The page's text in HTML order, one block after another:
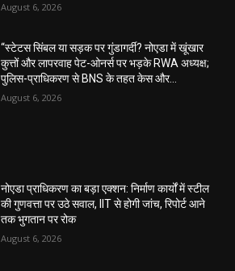
August 6, 2026
“स्टेटस सिंबल या सड़क पर गुंडागर्दी? नोएडा में खूंखार
कुत्तों और लापरवाह पेट-ओनर्स पर भड़के RWA अध्यक्ष;
पुलिस-प्राधिकरण से BNS के तहत केस और...
August 6, 2026
नोएडा प्राधिकरण का बड़ा एक्शन: निर्माण कार्यों में स्टील
की गुणवत्ता पर उठे सवाल, IIT से होगी जांच, रिपोर्ट आने
तक भुगतान पर रोक
August 6, 2026